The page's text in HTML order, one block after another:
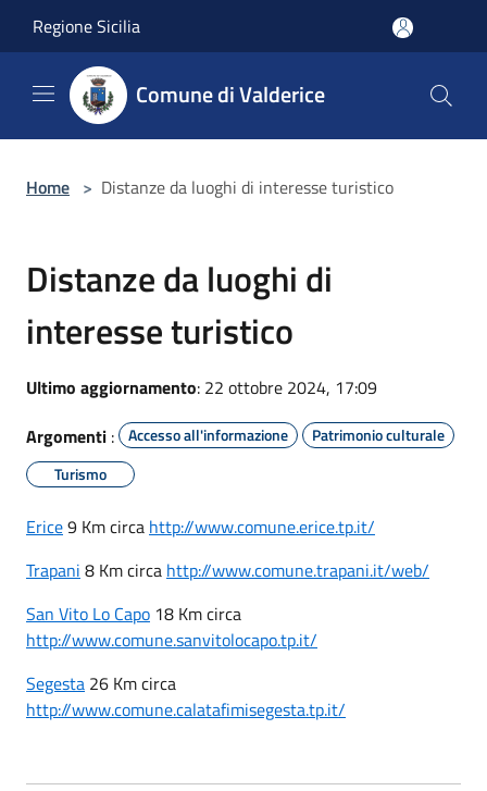
Regione Sicilia
Comune di Valderice
Home > Distanze da luoghi di interesse turistico
Distanze da luoghi di
interesse turistico
Ultimo aggiornamento: 22 ottobre 2024, 17:09
Argomenti : Accesso all'informazione
Patrimonio culturale
Turismo
Erice9 Km circa http://www.comune.erice.tp.it/
Trapani 8 Km circa http://www.comune.trapani.it/web/
San Vito Lo Capo 18 Km circa
http://www.comune.sanvitolocapo.tp.it/
Segesta 26 Km circa
http://www.comune.calatafimisegesta.tp.it/